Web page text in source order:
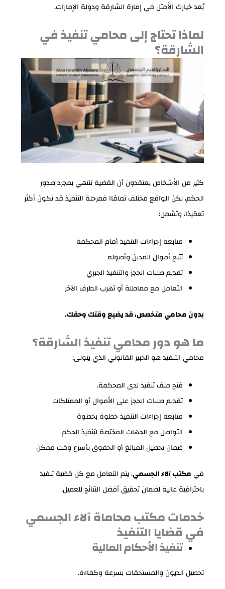
يُعد خيارك الأمثل في إمارة الشارقة ودولة الإمارات.
لماذا تحتاج إلى محامي تنفيذ في
الشارقة؟
كثير من الأشخاص يعتقدون أن القضية تنتهي بمجرد صدور
الحكم، لكن الواقع مختلف تمامًاا فمرحلة التنفيذ قد تكون أكثر
تعقيدًا، وتشمل:
متابعة إجراءات التنفيذ أمام المحكمة
تتبع أموال المدين وأصوله
تقديم طلبات الحجز والتنفيذ الجبري
التعامل مع مماطلة أو تهرب الطرف الآخر
بدون محامي متخصص، قد يضيع وقتك وحقك.
ما هو دور محامي تنفيذ الشارقة؟
محامي التنفيذ هو الخبير القانوني الذي يتولى:
فتح ملف تنفيذ لدى المحكمة.
تقديم طلبات الحجز على الأموال أو الممتلكات
متابعة إجراءات التنفيذ خطوة بخطوة
التواصل مع الجهات المختصة لتنفيذ الحكم
ضمان تحصيل المبالغ أو الحقوق بأسرع وقت ممكن
في مكتب آلاء الجسمي، يتم التعامل مع كل قضية تنفيذ
باحترافية عالية لضمان تحقيق أفضل النتائج للعميل.
خدمات مكتب محاماة آلاء الجسمي
في قضايا التنفيذ
تنفيذ الأحكام المالية
تحصيل الديون والمستحقات بسرعة وكفاءة.